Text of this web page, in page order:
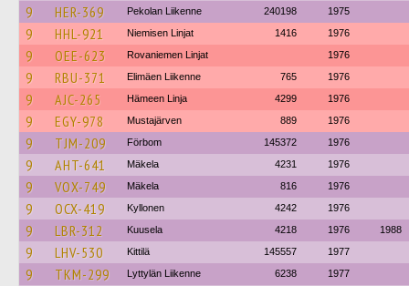
9 HER-369 Pekolan Liikenne 240198 1975
9 HHL-921 Niemisen Linjat 1416 1976
9 OEE-623 Rovaniemen Linjat 1976
9 RBU-371 Elimäen Liikenne 765 1976
9 AJC-265 Hämeen Linja 4299 1976
9 EGY-978 Mustajärven 889 1976
9 TJM-209 Förbom 145372 1976
9 AHT-641 Mäkela 4231 1976
9 VOX-749 Mäkela 816 1976
9 OCX-419 Kyllonen 4242 1976
9 LBR-312 Kuusela 4218 1976 1988
9 LHV-530 Kittilä 145557 1977
9 TKM-299 Lyttylän Liikenne 6238 1977